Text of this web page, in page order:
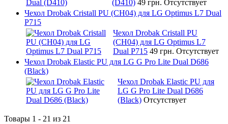
(D410) 49 грн. Отсутствует
Чехол Drobak Cristall PU (CH04) для LG Optimus L7 Dual
P715
Чехол Drobak Cristall PU
(CH04) для LG Optimus L7
Dual P715 49 грн. Отсутствует
Чехол Drobak Elastic PU для LG G Pro Lite Dual D686
(Black)
Чехол Drobak Elastic PU для
LG G Pro Lite Dual D686
(Black) Отсутствует
Товары 1 - 21 из 21